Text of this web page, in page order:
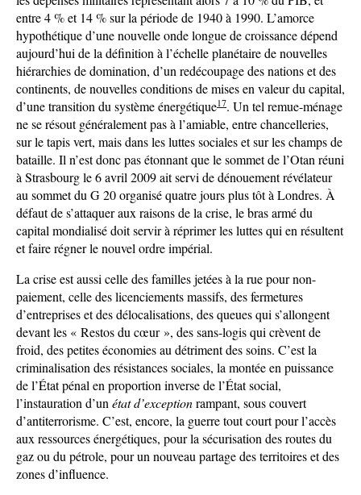
entre 4 % et 14 % sur la période de 1940 à 1990. L’amorce
hypothétique d’une nouvelle onde longue de croissance dépend
aujourd’hui de la définition à l’échelle planétaire de nouvelles
hiérarchies de domination, d’un redécoupage des nations et des
continents, de nouvelles conditions de mises en valeur du capital,
d’une transition du système énergétique17. Un tel remue-ménage
ne se résout généralement pas à l’amiable, entre chancelleries,
sur le tapis vert, mais dans les luttes sociales et sur les champs de
bataille. Il n’est donc pas étonnant que le sommet de l’Otan réuni
à Strasbourg le 6 avril 2009 ait servi de dénouement révélateur
au sommet du G 20 organisé quatre jours plus tôt à Londres. À
défaut de s’attaquer aux raisons de la crise, le bras armé du
capital mondialisé doit servir à réprimer les luttes qui en résultent
et faire régner le nouvel ordre impérial.
La crise est aussi celle des familles jetées à la rue pour non-
paiement, celle des licenciements massifs, des fermetures
d’entreprises et des délocalisations, des queues qui s’allongent
devant les « Restos du cœur », des sans-logis qui crèvent de
froid, des petites économies au détriment des soins. C’est la
criminalisation des résistances sociales, la montée en puissance
de l’État pénal en proportion inverse de l’État social,
l’instauration d’un état d’exceptionrampant, sous couvert
d’antiterrorisme. C’est, encore, la guerre tout court pour l’accès
aux ressources énergétiques, pour la sécurisation des routes du
gaz ou du pétrole, pour un nouveau partage des territoires et des
zones d’influence.